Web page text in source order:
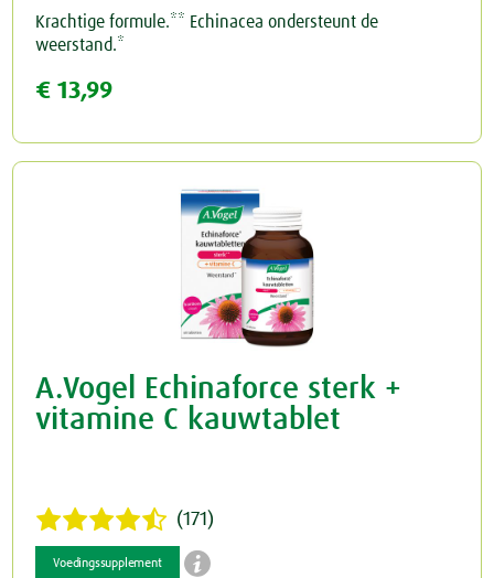
Krachtige formule.** Echinacea ondersteunt de
weerstand.*
€ 13,99
A.Vogel Echinaforce sterk +
vitamine C kauwtablet
(171)
Voedingssupplement 